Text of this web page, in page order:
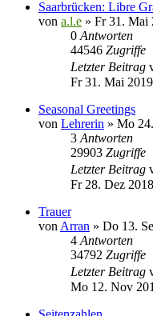
Saarbrücken: Libre
von a.l.e » Fr 31. Mai
0 Antworten
44546 Zugriffe
Letzter Beitrag
Fr 31. Mai
Seasonal Greetings
von Lehrerin » Mo
3 Antworten
29903 Zugriffe
Letzter Beitrag
Fr 28. Dez
Trauer
von Arran » Do 13.
4 Antworten
34792 Zugriffe
Letzter Beitrag
Mo 12. Nov